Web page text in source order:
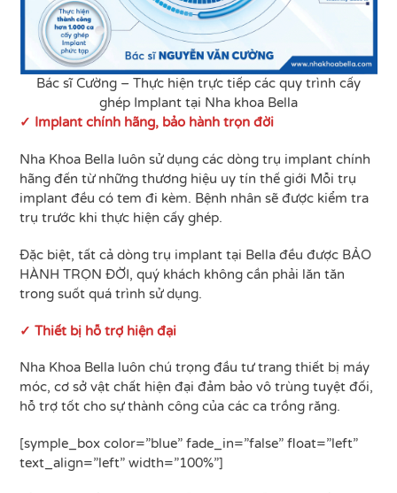
Bác sĩ Cường – Thực hiện trực tiếp các quy trình cấy
ghép Implant tại Nha khoa Bella
✓ Implant chính hãng, bảo hành trọn đời
Nha Khoa Bella luôn sử dụng các dòng trụ implant chính
hãng đến từ những thương hiệu uy tín thế giới Mỗi trụ
implant đều có tem đi kèm. Bệnh nhân sẽ được kiểm tra
trụ trước khi thực hiện cấy ghép.
Đặc biệt, tất cả dòng trụ implant tại Bella đều được BẢO
HÀNH TRỌN ĐỜI, quý khách không cần phải lăn tăn
trong suốt quá trình sử dụng.
✓ Thiết bị hỗ trợ hiện đại
Nha Khoa Bella luôn chú trọng đầu tư trang thiết bị máy
móc, cơ sở vật chất hiện đại đảm bảo vô trùng tuyệt đối,
hỗ trợ tốt cho sự thành công của các ca trồng răng.
[symple_box color=”blue” fade_in=”false” float=”left”
text_align=”left” width=”100%”]